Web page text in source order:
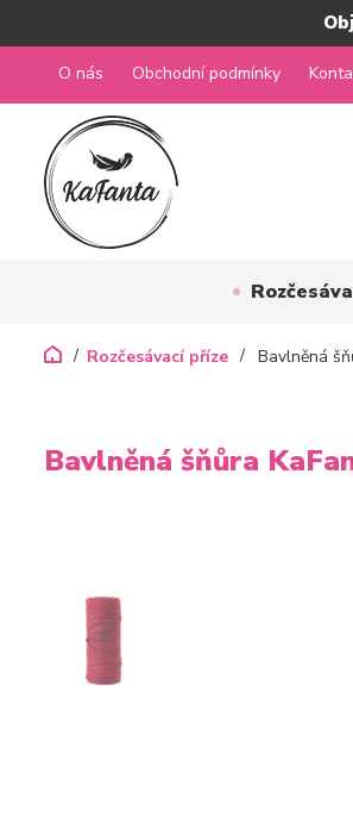
O nás Obchodní podmínky
Rozčesávací příze Bavlněná
Bavlněná šňůra